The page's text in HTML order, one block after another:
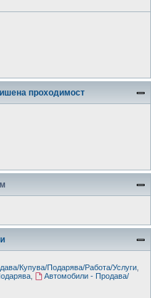
проходимост
Купува/Подарява/Работа/Услуги,
,
Автомобили - Продава/